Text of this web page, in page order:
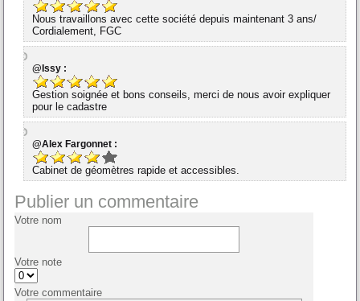
Nous travaillons avec cette société depuis maintenant 3 ans/
Cordialement, FGC
@Issy :
Gestion soignée et bons conseils, merci de nous avoir expliquer
pour le cadastre
@Alex Fargonnet :
Cabinet de géomètres rapide et accessibles.
Publier un commentaire
Votre nom
Votre note
Votre commentaire